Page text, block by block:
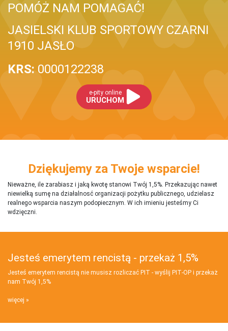
POMÓŻ NAM POMAGAĆ!
JASIELSKI KLUB SPORTOWY CZARNI
1910 JASŁO
KRS: 0000122238
e-pity online
URUCHOM
Dziękujemy za Twoje wsparcie!
Nieważne, ile zarabiasz i jaką kwotę stanowi Twój 1,5%. Przekazując nawet
niewielką sumę na działalnosć organizacji pożytku publicznego, udzielasz
realnego wsparcia naszym podopiecznym. W ich imieniu jesteśmy Ci
wdzięczni.
Jesteś emerytem rencistą - przekaż 1,5%
Jesteś emerytem rencistą nie musisz rozliczać PIT - wyślij PIT‑OP i przekaż
nam Twój 1,5%
więcej